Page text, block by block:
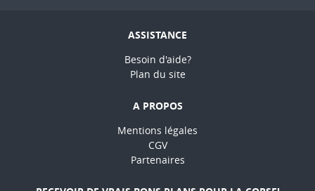
ASSISTANCE
Besoin d'aide?
Plan du site
A PROPOS
Mentions légales
CGV
Partenaires